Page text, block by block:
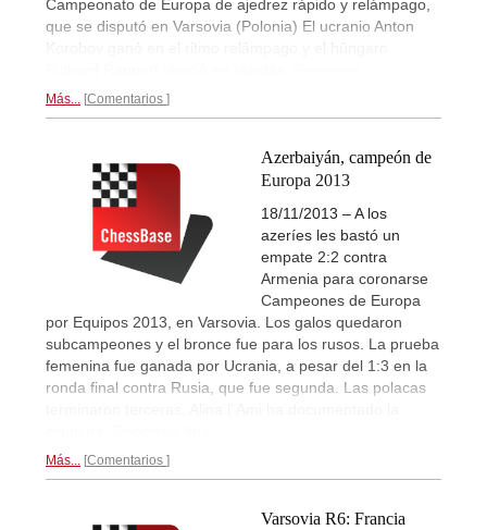
Campeonato de Europa de ajedrez rápido y relámpago,
que se disputó en Varsovia (Polonia) El ucranio Anton
Korobov ganó en el ritmo relámpago y el húngaro
Más... Comentarios
Azerbaiyán, campeón de
Europa 2013
18/11/2013 – A los
azeríes les bastó un
empate 2:2 contra
Armenia para coronarse
Campeones de Europa
por Equipos 2013, en Varsovia. Los galos quedaron
subcampeones y el bronce fue para los rusos. La prueba
femenina fue ganada por Ucrania, a pesar del 1:3 en la
ronda final contra Rusia, que fue segunda. Las polacas
Más... Comentarios
Varsovia R6: Francia